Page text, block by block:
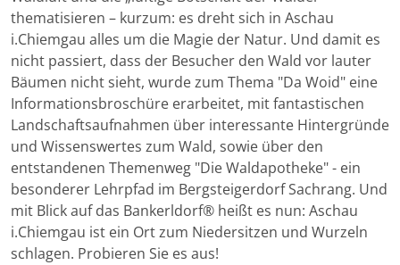
thematisieren – kurzum: es dreht sich in Aschau
i.Chiemgau alles um die Magie der Natur. Und damit es
nicht passiert, dass der Besucher den Wald vor lauter
Bäumen nicht sieht, wurde zum Thema "Da Woid" eine
Informationsbroschüre erarbeitet, mit fantastischen
Landschaftsaufnahmen über interessante Hintergründe
und Wissenswertes zum Wald, sowie über den
entstandenen Themenweg "Die Waldapotheke" - ein
besonderer Lehrpfad im Bergsteigerdorf Sachrang. Und
mit Blick auf das Bankerldorf® heißt es nun: Aschau
i.Chiemgau ist ein Ort zum Niedersitzen und Wurzeln
schlagen. Probieren Sie es aus!